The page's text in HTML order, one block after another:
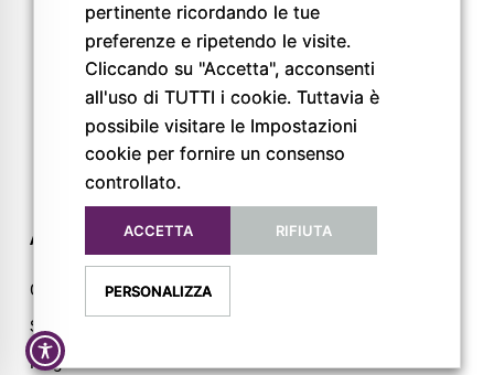
AZIENDA
Chi siamo
Servizi
Magazine
CONTATTI
Tel: 0521 805945
pertinente ricordando le tue
preferenze e ripetendo le visite.
Cliccando su "Accetta", acconsenti
all'uso di TUTTI i cookie. Tuttavia è
possibile visitare le Impostazioni
cookie per fornire un consenso
controllato.
ACCETTA RIFIUTA
PERSONALIZZA